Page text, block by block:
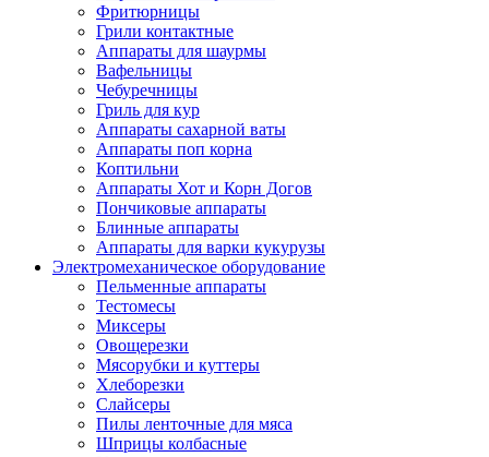
Фритюрницы
Грили контактные
Аппараты для шаурмы
Вафельницы
Чебуречницы
Гриль для кур
Аппараты сахарной ваты
Аппараты поп корна
Коптильни
Аппараты Хот и Корн Догов
Пончиковые аппараты
Блинные аппараты
Аппараты для варки кукурузы
Электромеханическое оборудование
Пельменные аппараты
Тестомесы
Миксеры
Овощерезки
Мясорубки и куттеры
Хлеборезки
Слайсеры
Пилы ленточные для мяса
Шприцы колбасные